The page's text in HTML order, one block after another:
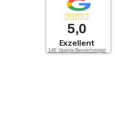
5,0
Exzellent
149 Google-Bewertungen